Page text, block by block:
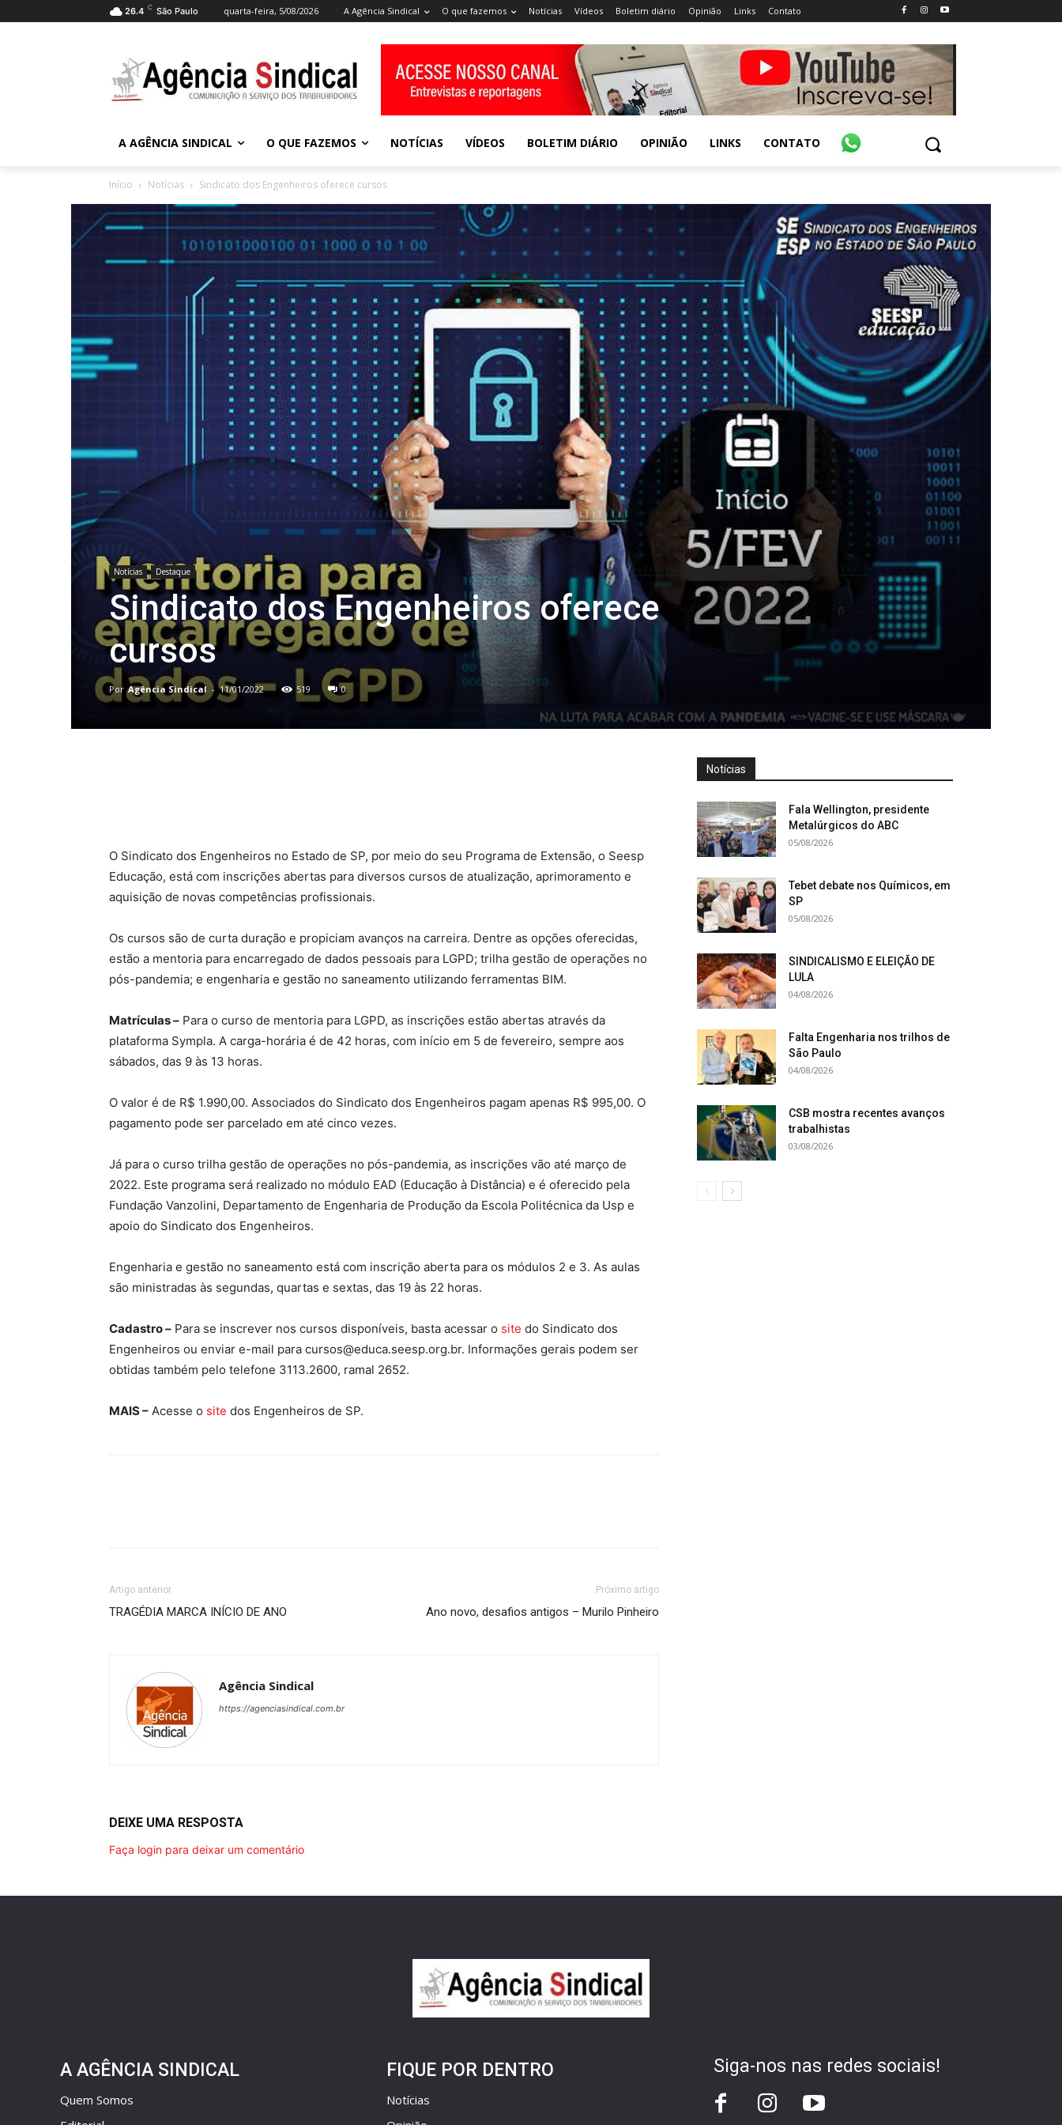
26.4 C São Paulo quarta-feira, 5/08/2026 A Agência Sindical O que fazemos Notícias Vídeos Boletim diário Opinião Links Contato
A AGÊNCIA SINDICAL O QUE FAZEMOS NOTÍCIAS VÍDEOS BOLETIM DIÁRIO OPINIÃO LINKS CONTATO
Início Notícias Sindicato dos Engenheiros oferece cursos
Notícias Destaque
Sindicato dos Engenheiros oferece
cursos
Por Agência Sindical - 11/01/2022 519 0
O Sindicato dos Engenheiros no Estado de SP, por meio do seu Programa de Extensão, o Seesp
Educação, está com inscrições abertas para diversos cursos de atualização, aprimoramento e
aquisição de novas competências profissionais.
Os cursos são de curta duração e propiciam avanços na carreira. Dentre as opções oferecidas,
estão a mentoria para encarregado de dados pessoais para LGPD; trilha gestão de operações no
pós-pandemia; e engenharia e gestão no saneamento utilizando ferramentas BIM.
Matrículas – Para o curso de mentoria para LGPD, as inscrições estão abertas através da
plataforma Sympla. A carga-horária é de 42 horas, com início em 5 de fevereiro, sempre aos
sábados, das 9 às 13 horas.
O valor é de R$ 1.990,00. Associados do Sindicato dos Engenheiros pagam apenas R$ 995,00. O
pagamento pode ser parcelado em até cinco vezes.
Já para o curso trilha gestão de operações no pós-pandemia, as inscrições vão até março de
2022. Este programa será realizado no módulo EAD (Educação à Distância) e é oferecido pela
Fundação Vanzolini, Departamento de Engenharia de Produção da Escola Politécnica da Usp e
apoio do Sindicato dos Engenheiros.
Engenharia e gestão no saneamento está com inscrição aberta para os módulos 2 e 3. As aulas
são ministradas às segundas, quartas e sextas, das 19 às 22 horas.
Cadastro – Para se inscrever nos cursos disponíveis, basta acessar o site do Sindicato dos
Engenheiros ou enviar e-mail para cursos@educa.seesp.org.br. Informações gerais podem ser
obtidas também pelo telefone 3113.2600, ramal 2652.
MAIS – Acesse o site dos Engenheiros de SP.
Artigo anterior
TRAGÉDIA MARCA INÍCIO DE ANO
Próximo artigo
Ano novo, desafios antigos – Murilo Pinheiro
Agência Sindical
https://agenciasindical.com.br
DEIXE UMA RESPOSTA
Faça login para deixar um comentário
Notícias
Fala Wellington, presidente
Metalúrgicos do ABC
05/08/2026
Tebet debate nos Químicos, em
SP
05/08/2026
SINDICALISMO E ELEIÇÃO DE
LULA
04/08/2026
Falta Engenharia nos trilhos de
São Paulo
04/08/2026
CSB mostra recentes avanços
trabalhistas
03/08/2026
A AGÊNCIA SINDICAL
Quem Somos
FIQUE POR DENTRO
Notícias
Siga-nos nas redes sociais!